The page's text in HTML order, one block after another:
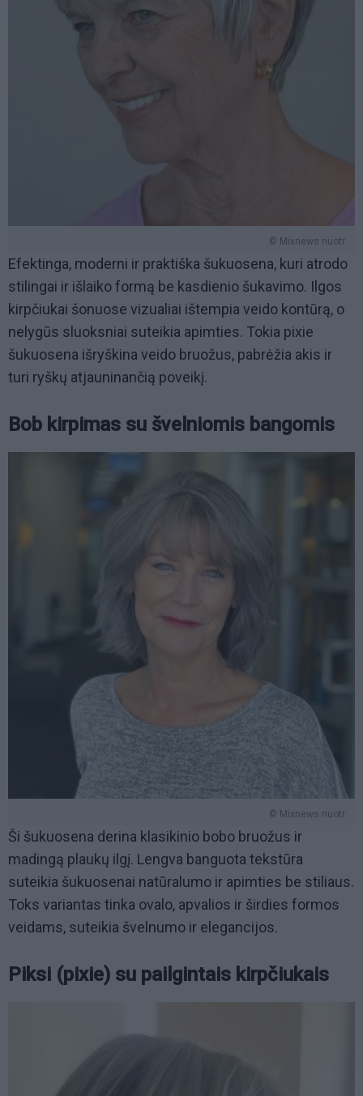
© Mixnews nuotr.
Efektinga, moderni ir praktiška šukuosena, kuri atrodo
stilingai ir išlaiko formą be kasdienio šukavimo. Ilgos
kirpčiukai šonuose vizualiai ištempia veido kontūrą, o
nelygūs sluoksniai suteikia apimties. Tokia pixie
šukuosena išryškina veido bruožus, pabrėžia akis ir
turi ryškų atjauninančią poveikį.
Bob kirpimas su švelniomis bangomis
© Mixnews nuotr.
Ši šukuosena derina klasikinio bobo bruožus ir
madingą plaukų ilgį. Lengva banguota tekstūra
suteikia šukuosenai natūralumo ir apimties be stiliaus.
Toks variantas tinka ovalo, apvalios ir širdies formos
veidams, suteikia švelnumo ir elegancijos.
Piksi (pixie) su pailgintais kirpčiukais